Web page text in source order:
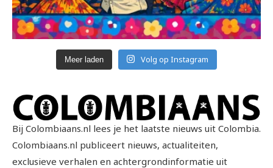
Meer laden Volg op Instagram
Bij Colombiaans.nl lees je het laatste nieuws uit Colombia.
Colombiaans.nl publiceert nieuws, actualiteiten,
exclusieve verhalen en achtergrondinformatie uit